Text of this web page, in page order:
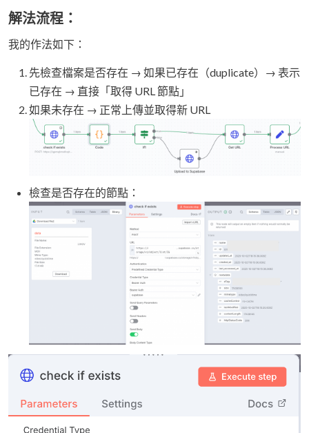
解法流程：
我的作法如下：
先檢查檔案是否存在 → 如果已存在（duplicate）→ 表示
已存在 → 直接「取得 URL 節點」
如果未存在 → 正常上傳並取得新 URL
檢查是否存在的節點：